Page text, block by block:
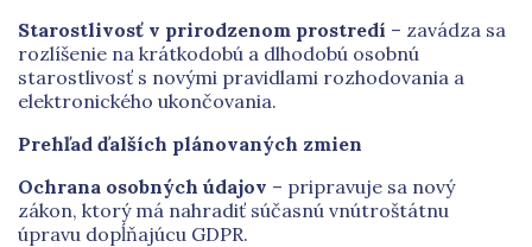
Starostlivosť v prirodzenom prostredí – zavádza sa
rozlíšenie na krátkodobú a dlhodobú osobnú
starostlivosť s novými pravidlami rozhodovania a
elektronického ukončovania.
Prehľad ďalších plánovaných zmien
Ochrana osobných údajov – pripravuje sa nový
zákon, ktorý má nahradiť súčasnú vnútroštátnu
úpravu dopĺňajúcu GDPR.